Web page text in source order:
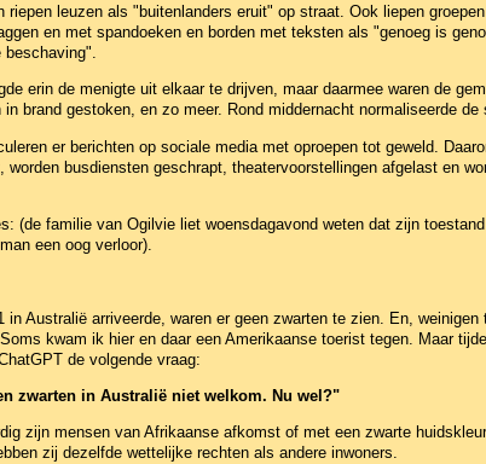
riepen leuzen als "buitenlanders eruit" op straat. Ook liepen
en met spandoeken en borden met teksten als "genoeg is
erin de menigte uit elkaar te drijven, maar daarmee waren de
in brand gestoken, en zo meer. Rond middernacht normaliseerde de
er berichten op sociale media met oproepen tot geweld.
worden busdiensten geschrapt, theatervoorstellingen afgelast en
(de familie van Ogilvie liet woensdagavond weten dat zijn
een oog verloor).
in Australië arriveerde, waren er geen zwarten te zien. En,
kwam ik hier en daar een Amerikaanse toerist tegen. Maar
de volgende vraag:
zwarten in Australië niet welkom. Nu wel?"
zijn mensen van Afrikaanse afkomst of met een zwarte
zij dezelfde wettelijke rechten als andere inwoners.